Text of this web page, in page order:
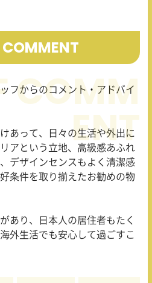
フからのコメント・アドバイ
あって、日々の生活や外出に
アという立地、高級感あふれ
デザインセンスもよく清潔感
条件を取り揃えたお勧めの物
あり、日本人の居住者もたく
外生活でも安心して過ごすこ